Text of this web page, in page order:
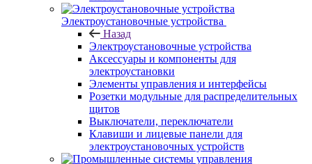
Электроустановочные устройства
Назад
Электроустановочные устройства
Аксессуары и компоненты для
электроустановки
Элементы управления и интерфейсы
Розетки модульные для распределительных
щитов
Выключатели, переключатели
Клавиши и лицевые панели для
электроустановочных устройств